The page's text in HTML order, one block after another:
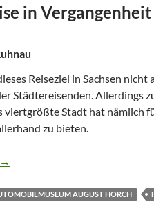
in
Reiseziel in Sachsen nicht
Städtereisenden. Allerdings
viertgrößte Stadt hat nämlich
zu bieten.
REGION
→
AUGUST HORCH